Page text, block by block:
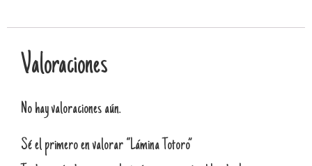
Valoraciones
No hay valoraciones aún.
Sé el primero en valorar “Lámina Totoro”